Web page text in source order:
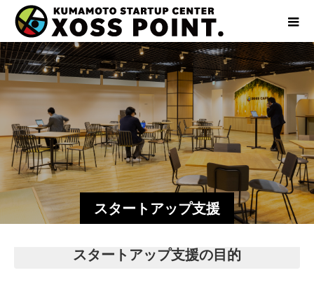
スタートアップ支援
スタートアップ支援の目的